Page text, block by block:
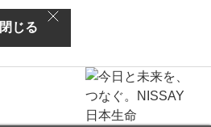
閉じる